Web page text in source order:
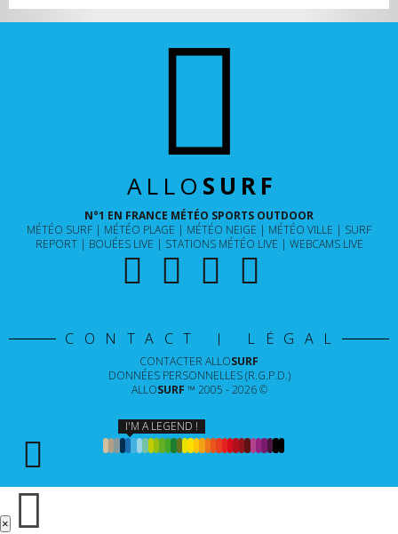
ALLO SURF
N°1 EN FRANCE MÉTÉO SPORTS OUTDOOR
MÉTÉO SURF
MÉTÉO PLAGE MÉTÉO NEIGE MÉTÉO VILLE
SURF
REPORT
BOUÉES LIVE STATIONS MÉTÉO LIVE WEBCAMS LIVE
CONTACT | LÉGAL
CONTACTER ALLOSURF
DONNÉES PERSONNELLES (R.G.P.D.)
ALLOSURF ™ 2005 - 2026 ©
I'M A LEGEND !
×